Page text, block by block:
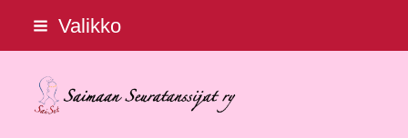
Siirry
sivun
sisältöön
Valikko
Saimaan Seuratanssijat ry